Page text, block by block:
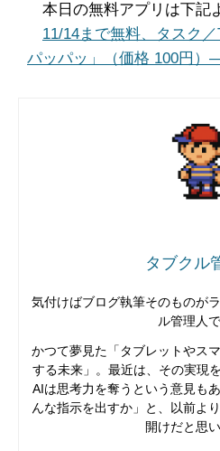
本日の無料アプリは下記
11/14まで無料、タスク
パッパッ」（価格 100円）
タブクル
気付けばブログ執筆そのものが
ル管理人で
かつて夢見た「タブレットやス
する未来」。最近は、その実現
AIは思考力を奪うという意見も
んな指示を出すか」と、以前よ
開けだと思い